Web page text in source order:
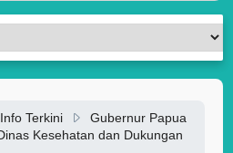
Info Terkini
Gubernur Papua
Kesehatan dan Dukungan